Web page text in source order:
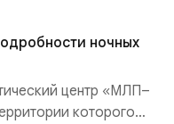
ночных
центр «МЛП–
которого